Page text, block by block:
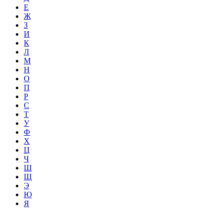
Е
Ж
З
И
К
Л
М
Н
О
П
Р
С
Т
У
Ф
Х
Ц
Ч
Ш
Щ
Э
Ю
Я